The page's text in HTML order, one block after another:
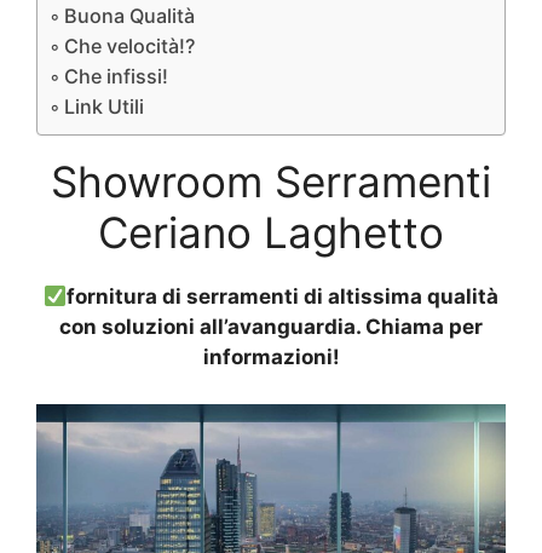
Buona Qualità
Che velocità!?
Che infissi!
Link Utili
Showroom Serramenti
Ceriano Laghetto
fornitura di serramenti di altissima qualità
con soluzioni all’avanguardia. Chiama per
informazioni!